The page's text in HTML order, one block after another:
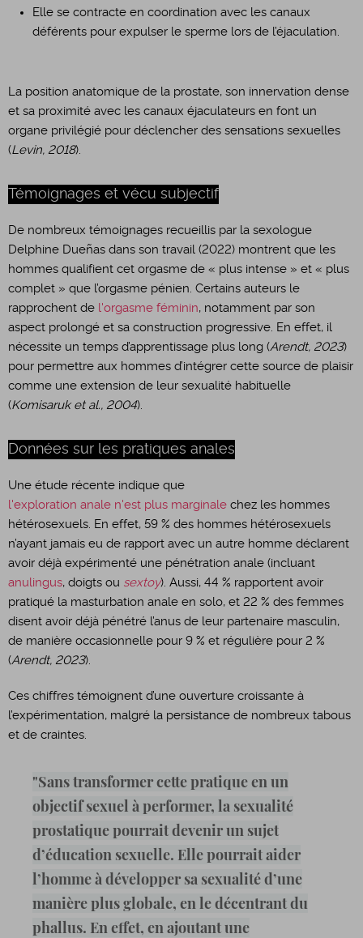
Elle se contracte en coordination avec les canaux
déférents pour expulser le sperme lors de l’éjaculation.
La position anatomique de la prostate, son innervation dense
et sa proximité avec les canaux éjaculateurs en font un
organe privilégié pour déclencher des sensations sexuelles
(Levin, 2018).
Témoignages et vécu subjectif
De nombreux témoignages recueillis par la sexologue
Delphine Dueñas dans son travail (2022) montrent que les
hommes qualifient cet orgasme de « plus intense » et « plus
complet » que l’orgasme pénien. Certains auteurs le
rapprochent de l'orgasme féminin, notamment par son
aspect prolongé et sa construction progressive. En effet, il
nécessite un temps d’apprentissage plus long (​Arendt, 2023)
pour permettre aux hommes d’intégrer cette source de plaisir
comme une extension de leur sexualité habituelle
(Komisaruk et al., 2004).
Données sur les pratiques anales
Une étude récente indique que
l'exploration anale n'est plus marginale chez les hommes
hétérosexuels. En effet, 59 % des hommes hétérosexuels
n’ayant jamais eu de rapport avec un autre homme déclarent
avoir déjà expérimenté une pénétration anale (incluant
anulingus, doigts ou sextoy). Aussi, 44 % rapportent avoir
pratiqué la masturbation anale en solo, et 22 % des femmes
disent avoir déjà pénétré l’anus de leur partenaire masculin,
de manière occasionnelle pour 9 % et régulière pour 2 %
(Arendt, 2023).
Ces chiffres témoignent d’une ouverture croissante à
l’expérimentation, malgré la persistance de nombreux tabous
et de craintes.
"Sans transformer cette pratique en un
objectif sexuel à performer, la sexualité
prostatique pourrait devenir un sujet
d’éducation sexuelle. Elle pourrait aider
l’homme à développer sa sexualité d’une
manière plus globale, en le décentrant du
phallus. En effet, en ajoutant une